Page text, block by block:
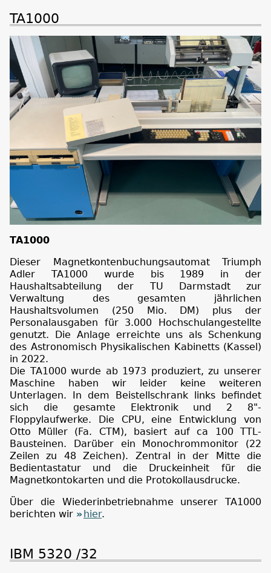
TA1000
TA1000
Dieser Magnetkontenbuchungsautomat Triumph
Adler TA1000 wurde bis 1989 in der
Haushaltsabteilung der TU Darmstadt zur
Verwaltung des gesamten jährlichen
Haushaltsvolumen (250 Mio. DM) plus der
Personalausgaben für 3.000 Hochschulangestellte
genutzt. Die Anlage erreichte uns als Schenkung
des Astronomisch Physikalischen Kabinetts (Kassel)
in 2022.
Die TA1000 wurde ab 1973 produziert, zu unserer
Maschine haben wir leider keine weiteren
Unterlagen. In dem Beistellschrank links befindet
sich die gesamte Elektronik und 2 8"-
Floppylaufwerke. Die CPU, eine Entwicklung von
Otto Müller (Fa. CTM), basiert auf ca 100 TTL-
Bausteinen. Darüber ein Monochrommonitor (22
Zeilen zu 48 Zeichen). Zentral in der Mitte die
Bedientastatur und die Druckeinheit für die
Magnetkontokarten und die Protokollausdrucke.
Über die Wiederinbetriebnahme unserer TA1000
berichten wir
hier.
IBM 5320 /32